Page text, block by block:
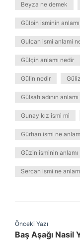
Beyza ne demek
Gülbin isminin
Gulcan ismi anlami
Gülçin anlamı nedir
Gülin nedir
Gülsah adının
Gunay kız ismi mi
Gürhan ismi ne
Güzin isminin anlamı
Sercan ismi ne
Önceki Yazı
Baş Aşağı Nasil